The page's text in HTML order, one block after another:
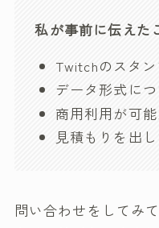
私が事前に伝えた
Twitchのスタ
データ形式に
商用利用が可
見積もりを出
問い合わせをしてみ